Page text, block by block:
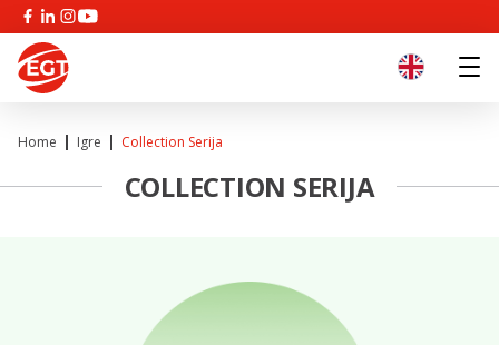
Home Igre Collection Serija
COLLECTION SERIJA